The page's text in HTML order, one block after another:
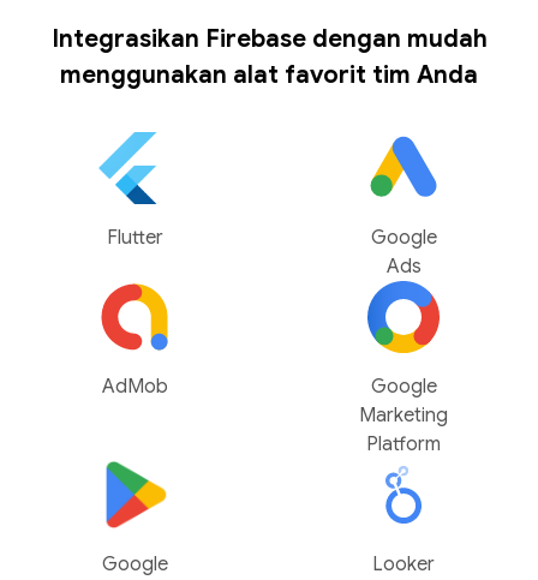
Integrasikan Firebase dengan mudah
menggunakan alat favorit tim Anda
Flutter
Google
Ads
AdMob
Google
Marketing
Platform
Google
Looker